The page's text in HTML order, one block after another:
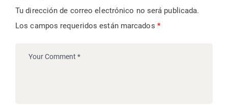
Tu dirección de correo electrónico no será publicada.
Los campos requeridos están marcados *